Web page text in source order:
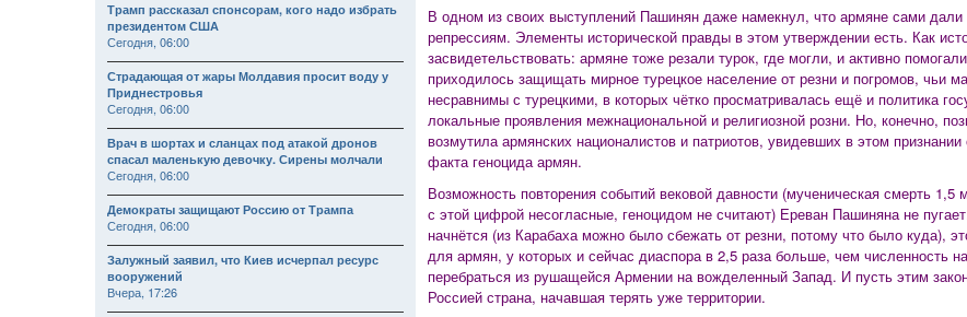
В одном из своих выступлений Пашинян даже намекнул, что армяне сами
репрессиям. Элементы исторической правды в этом утверждении есть. Как
засвидетельствовать: армяне тоже резали турок, где могли, и активно
приходилось защищать мирное турецкое население от резни и погромов, чьи
несравнимы с турецкими, в которых чётко просматривалась ещё и политика
локальные проявления межнациональной и религиозной розни. Но, конечно,
возмутила армянских националистов и патриотов, увидевших в этом признании
факта геноцида армян.
Возможность повторения событий вековой давности (мученическая смерть 1,5
с этой цифрой несогласные, геноцидом не считают) Ереван Пашиняна не
начнётся (из Карабаха можно было сбежать от резни, потому что было куда),
для армян, у которых и сейчас диаспора в 2,5 раза больше, чем численность
перебраться из рушащейся Армении на вожделенный Запад. И пусть этим
Россией страна, начавшая терять уже территории.
Трамп рассказал спонсорам, кого надо избрать
президентом США
Сегодня, 06:00
Страдающая от жары Молдавия просит воду у
Приднестровья
Сегодня, 06:00
Врач в шортах и сланцах под атакой дронов
спасал маленькую девочку. Сирены молчали
Сегодня, 06:00
Демократы защищают Россию от Трампа
Сегодня, 06:00
Залужный заявил, что Киев исчерпал ресурс
вооружений
Вчера, 17:26